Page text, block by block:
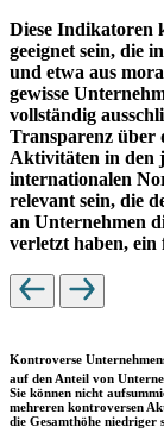
Diese Indikatoren
geeignet sein, die
und etwa aus
gewisse
vollständig
Transparenz über
Aktivitäten in den
internationalen
relevant sein, die
an Unternehmen
verletzt haben,
Kontroverse
auf den Anteil von
Sie können nicht
mehreren kontroversen
die Gesamthöhe niedriger